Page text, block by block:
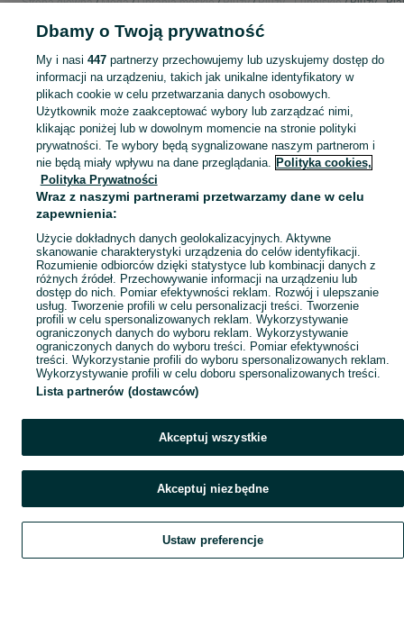
Strona główna Moda Ubrania męskie Bluzy Bluzy - Lubelskie
Bluzy -
KATEGORIA
Szeroki wybór bluz męskich Biała Podlaska ▶️ z kapturem, dresowe, oversize i z nadrukiem ✅ Nowe i używane w atrakcyjnych cenach ✌ Znajdź oferty na OLX.pl! Zobacz
Mapa kategorii
Mapa miejscowości
Szukaj Obserwujesz Dodaj Czat Konto
Dbamy o Twoją prywatność
My i nasi 447partnerzy przechowujemy lub uzyskujemy dostęp do
informacji na urządzeniu, takich jak unikalne identyfikatory w
plikach cookie w celu przetwarzania danych osobowych.
Użytkownik może zaakceptować wybory lub zarządzać nimi,
klikając poniżej lub w dowolnym momencie na stronie polityki
prywatności. Te wybory będą sygnalizowane naszym partnerom i
nie będą miały wpływu na dane przeglądania. Polityka cookies,
Polityka Prywatności
Wraz z naszymi partnerami przetwarzamy dane w celu
zapewnienia:
Użycie dokładnych danych geolokalizacyjnych. Aktywne
skanowanie charakterystyki urządzenia do celów identyfikacji.
Rozumienie odbiorców dzięki statystyce lub kombinacji danych z
różnych źródeł. Przechowywanie informacji na urządzeniu lub
dostęp do nich. Pomiar efektywności reklam. Rozwój i ulepszanie
usług. Tworzenie profili w celu personalizacji treści. Tworzenie
profili w celu spersonalizowanych reklam. Wykorzystywanie
ograniczonych danych do wyboru reklam. Wykorzystywanie
ograniczonych danych do wyboru treści. Pomiar efektywności
treści. Wykorzystanie profili do wyboru spersonalizowanych reklam.
Wykorzystywanie profili w celu doboru spersonalizowanych treści.
Lista partnerów (dostawców)
Akceptuj wszystkie
Akceptuj niezbędne
Ustaw preferencje